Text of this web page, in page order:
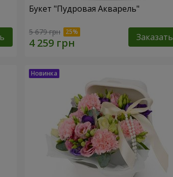
Букет "Пудровая Акварель"
5 679 грн Заказать